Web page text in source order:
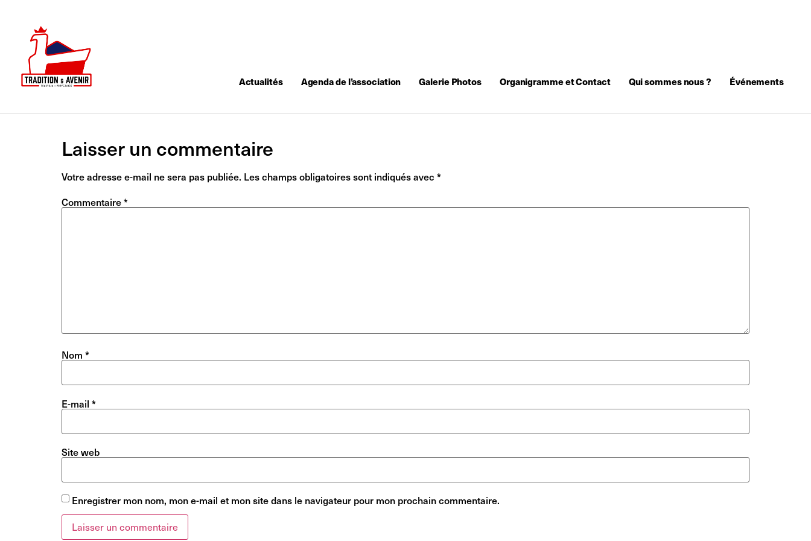
Actualités Agenda de l’association Galerie Photos Organigramme et Contact Qui sommes nous ? Événements
Laisser un commentaire
Votre adresse e-mail ne sera pas publiée. Les champs obligatoires sont indiqués avec *
Commentaire*
Nom *
E-mail *
Site web
Enregistrer mon nom, mon e-mail et mon site dans le navigateur pour mon prochain commentaire.